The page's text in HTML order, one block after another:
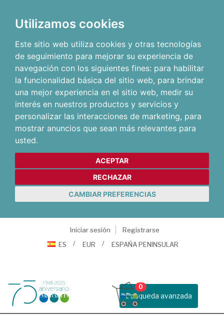
Utilizamos cookies
Este sitio web utiliza cookies y otras tecnologías
de seguimiento para mejorar su experiencia de
navegación con los siguientes fines: para habilitar
la funcionalidad básica del sitio web, para brindar
una mejor experiencia en el sitio web, medir su
interés en nuestros productos y servicios y
personalizar las interacciones de marketing, para
mostrar anuncios que sean más relevantes para
usted.
ACEPTAR
RECHAZAR
CAMBIAR PREFERENCIAS
Iniciar sesión
Registrarse
ES
EUR ESPAÑA PENINSULAR
Busqueda avanzada
0